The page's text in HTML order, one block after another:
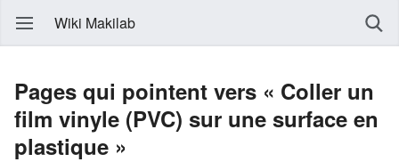
Wiki Makilab
Pages qui pointent vers « Coller un
film vinyle (PVC) sur une surface en
plastique »